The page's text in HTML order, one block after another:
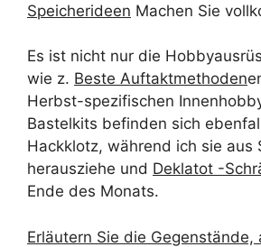
Speicherideen Machen Sie
Es ist nicht nur die
wie z. Beste Auftaktmethoden
Herbst-spezifischen
Bastelkits befinden sich
Hackklotz, während ich sie aus
herausziehe und Deklatot -
Ende des Monats.
Erläutern Sie die Gegenstände,